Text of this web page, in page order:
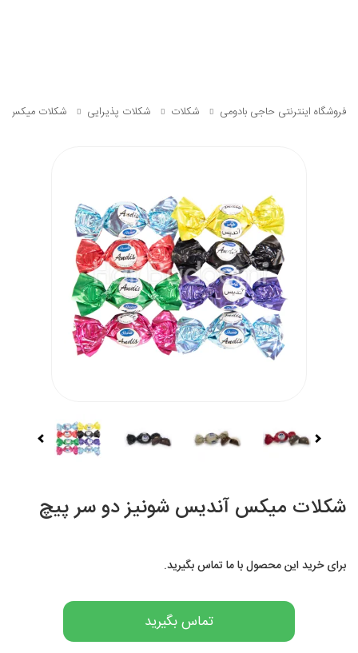
فروشگاه اینترنتی حاجی بادومی شکلات شکلات پذیرایی شکلات میکس
شکلات میکس آندیس شونیز دو سر پیچ
برای خرید این محصول با ما تماس بگیرید.
تماس بگیرید